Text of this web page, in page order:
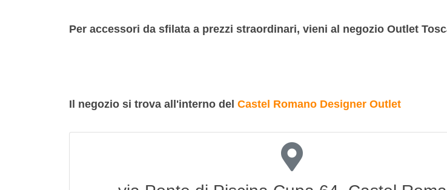
Per accessori da sfilata a prezzi straordinari, vieni al negozio Outlet
Il negozio si trova all'interno del Castel Romano Designer Outlet